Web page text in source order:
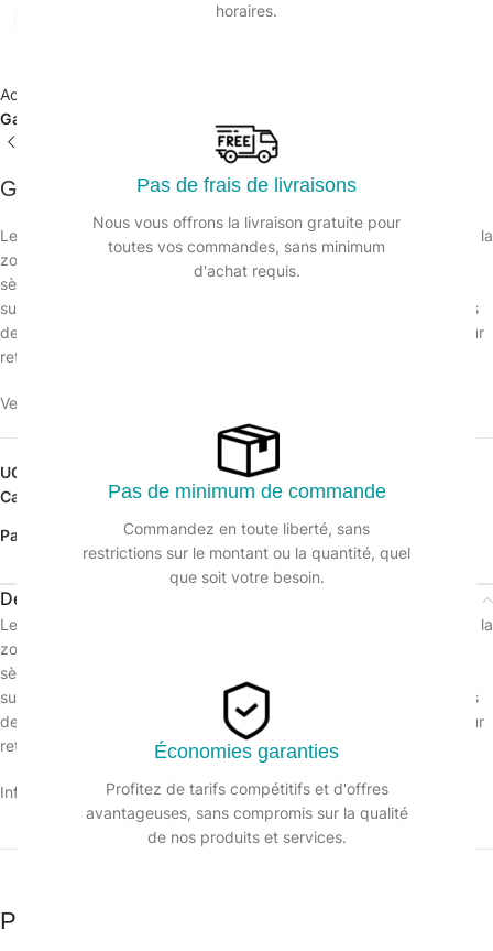
horaires.
Pas de frais de livraisons
Nous vous offrons la livraison gratuite pour
toutes vos commandes, sans minimum
d'achat requis.
Pas de minimum de commande
Commandez en toute liberté, sans
restrictions sur le montant ou la quantité, quel
que soit votre besoin.
Économies garanties
Profitez de tarifs compétitifs et d'offres
avantageuses, sans compromis sur la qualité
de nos produits et services.
Accueil
Gants à usage unique
Gants noir nitrile non poudré – Boite de 100
Les gants nitrile sont fins et extrêmement sensibles au toucher car la
zone des doigts est texturée pour une meilleure prise en main,
sèche et humide. Le manchon des gants est roulé et renforcé. La
surfaces des gants est traitée au chlore, ce qui empêche les gants
de coller les uns aux autres, ce qui facilite leur mise en place et leur
retrait.
Veuillez vous connecter pour voir les prix.
UGS :
Catégorie :
Gants à usage unique
Partager:
Description
Les gants nitrile sont fins et extrêmement sensibles au toucher car la
zone des doigts est texturée pour une meilleure prise en main,
sèche et humide. Le manchon des gants est roulé et renforcé. La
surfaces des gants est traitée au chlore, ce qui empêche les gants
de coller les uns aux autres, ce qui facilite leur mise en place et leur
retrait.
Informations sur le produit :
Produits similaires